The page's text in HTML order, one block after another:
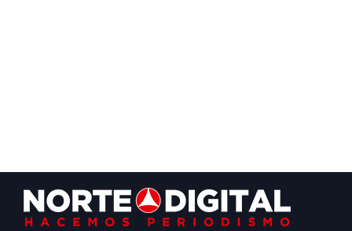
Footer